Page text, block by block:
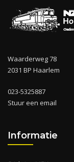
Waarderweg 78
2031 BP Haarlem
023-5325887
Stuur een email
Informatie